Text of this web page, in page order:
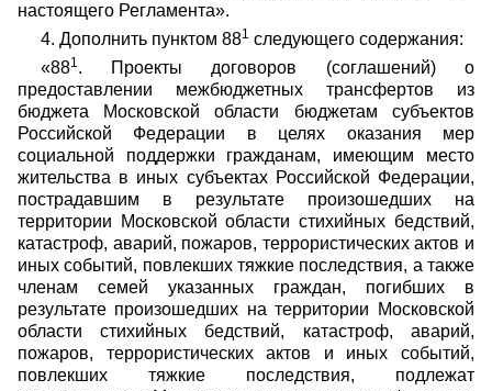
настоящего Регламента».
4. Дополнить пунктом 881 следующего содержания:
«881. Проекты договоров (соглашений) о
предоставлении межбюджетных трансфертов из
бюджета Московской области бюджетам субъектов
Российской Федерации в целях оказания мер
социальной поддержки гражданам, имеющим место
жительства в иных субъектах Российской Федерации,
пострадавшим в результате произошедших на
территории Московской области стихийных бедствий,
катастроф, аварий, пожаров, террористических актов и
иных событий, повлекших тяжкие последствия, а также
членам семей указанных граждан, погибших в
результате произошедших на территории Московской
области стихийных бедствий, катастроф, аварий,
пожаров, террористических актов и иных событий,
повлекших тяжкие последствия, подлежат